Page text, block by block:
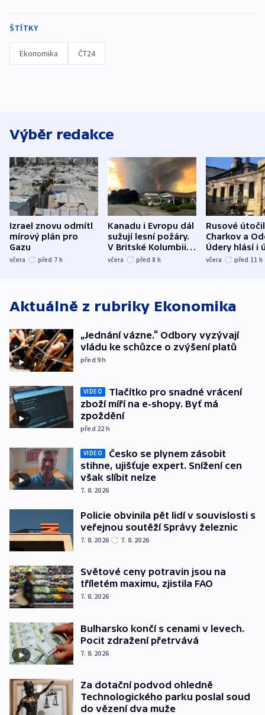
ŠTÍTKY
Ekonomika ČT24
Výběr redakce
Izrael znovu odmítl
mírový plán pro
Gazu
včera před 7 h
Kanadu i Evropu dál
sužují lesní požáry.
V Britské Kolumbii
evakuovali tisíce lidí
včera před 8 h
Rusové
Charkov a
Údery hlásí i
Bělgorodu
včera před 11 h
Aktuálně z rubriky Ekonomika
„Jednání vázne.“ Odbory vyzývají
vládu ke schůzce o zvýšení platů
před 9h
VIDEO
Tlačítko pro snadné vrácení
zboží míří na e-shopy. Byť má
zpoždění
před 22 h
VIDEO
Česko se plynem zásobit
stihne, ujišťuje expert. Snížení cen
však slíbit nelze
7. 8. 2026
Policie obvinila pět lidí v souvislosti s
veřejnou soutěží Správy železnic
7. 8. 2026 7. 8. 2026
Světové ceny potravin jsou na
tříletém maximu, zjistila FAO
7. 8. 2026
Bulharsko končí s cenami v levech.
Pocit zdražení přetrvává
7. 8. 2026
Za dotační podvod ohledně
Technologického parku poslal soud
do vězení dva muže